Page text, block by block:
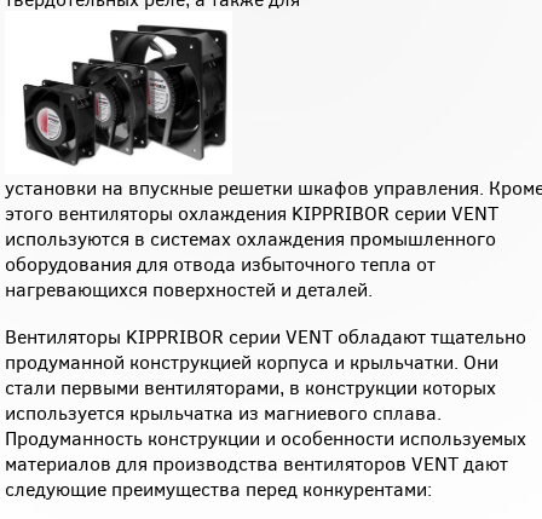
установки на впускные решетки шкафов управления.
этого вентиляторы охлаждения KIPPRIBOR серии VENT
используются в системах охлаждения промышленного
оборудования для отвода избыточного тепла от
нагревающихся поверхностей и деталей.
Вентиляторы KIPPRIBOR серии VENT обладают тщательно
продуманной конструкцией корпуса и крыльчатки. Они
стали первыми вентиляторами, в конструкции которых
используется крыльчатка из магниевого сплава.
Продуманность конструкции и особенности используемых
материалов для производства вентиляторов VENT дают
следующие преимущества перед конкурентами: